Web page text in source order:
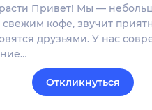
Привет! Мы —
свежим кофе, звучит
друзьями. У нас
Откликнуться